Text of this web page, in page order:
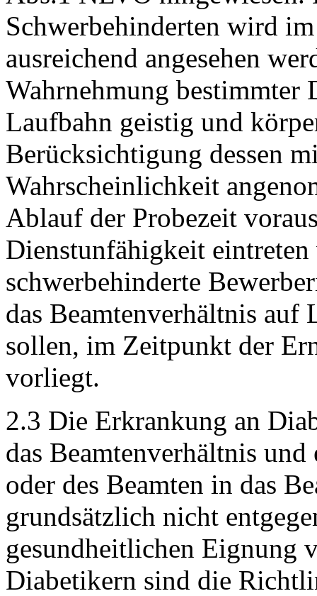
Schwerbehinderten wird
ausreichend angesehen
Wahrnehmung bestimmter
Laufbahn geistig und
Berücksichtigung dessen
Wahrscheinlichkeit
Ablauf der Probezeit
Dienstunfähigkeit
schwerbehinderte
das Beamtenverhältnis auf
sollen, im Zeitpunkt der
vorliegt.
2.3 Die Erkrankung an
das Beamtenverhältnis
oder des Beamten in das
grundsätzlich nicht
gesundheitlichen Eignung
Diabetikern sind die